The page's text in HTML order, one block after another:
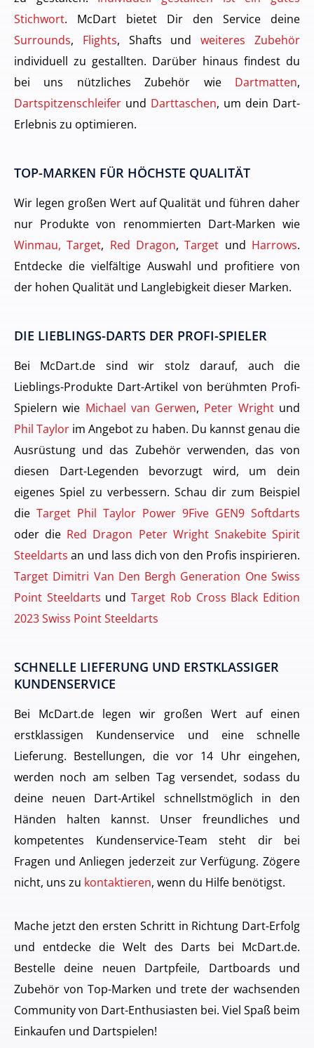
Stichwort. McDart bietet Dir den Service deine
Surrounds, Flights, Shafts undweiteres Zubehör
individuell zu gestallten. Darüber hinaus findest du
bei uns nützliches Zubehör wie Dartmatten,
Dartspitzenschleifer und Darttaschen, um dein Dart-
Erlebnis zu optimieren.
TOP-MARKEN FÜR HÖCHSTE QUALITÄT
Wir legen großen Wert auf Qualität und führen daher
nur Produkte von renommierten Dart-Marken wie
Winmau, Target, Red Dragon,Target und Harrows.
Entdecke die vielfältige Auswahl und profitiere von
der hohen Qualität und Langlebigkeit dieser Marken.
DIE LIEBLINGS-DARTS DER PROFI-SPIELER
Bei McDart.de sind wir stolz darauf, auch die
Lieblings-Produkte Dart-Artikel von berühmten Profi-
Spielern wie Michael van Gerwen, Peter Wrightund
Phil Taylor im Angebot zu haben. Du kannst genau die
Ausrüstung und das Zubehör verwenden, das von
diesen Dart-Legenden bevorzugt wird, um dein
eigenes Spiel zu verbessern. Schau dir zum Beispiel
die Target Phil Taylor Power 9Five GEN9 Softdarts
oder die Red Dragon Peter Wright Snakebite Spirit
Steeldarts an und lass dich von den Profis inspirieren.
Target Dimitri Van Den Bergh Generation One Swiss
Point Steeldarts undTarget Rob Cross Black Edition
2023 Swiss Point Steeldarts
SCHNELLE LIEFERUNG UND ERSTKLASSIGER
KUNDENSERVICE
Bei McDart.de legen wir großen Wert auf einen
erstklassigen Kundenservice und eine schnelle
Lieferung. Bestellungen, die vor 14 Uhr eingehen,
werden noch am selben Tag versendet, sodass du
deine neuen Dart-Artikel schnellstmöglich in den
Händen halten kannst. Unser freundliches und
kompetentes Kundenservice-Team steht dir bei
Fragen und Anliegen jederzeit zur Verfügung. Zögere
nicht, uns zu kontaktieren, wenn du Hilfe benötigst.
Mache jetzt den ersten Schritt in Richtung Dart-Erfolg
und entdecke die Welt des Darts bei McDart.de.
Bestelle deine neuen Dartpfeile, Dartboards und
Zubehör von Top-Marken und trete der wachsenden
Community von Dart-Enthusiasten bei. Viel Spaß beim
Einkaufen und Dartspielen!